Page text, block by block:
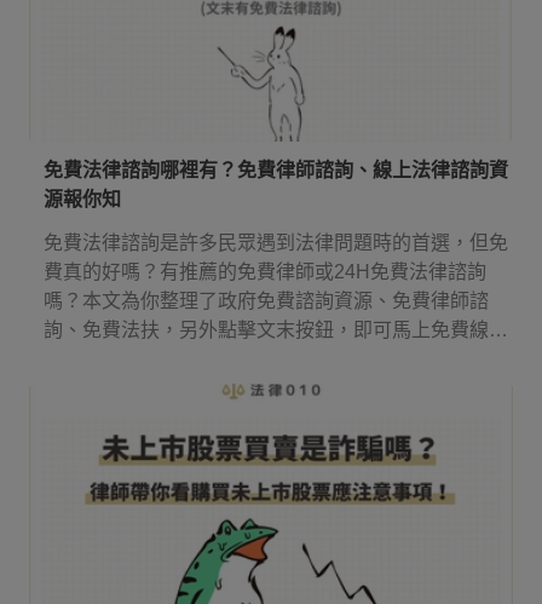
免費法律諮詢哪裡有？免費律師諮詢、線上法律諮詢資
源報你知
免費法律諮詢是許多民眾遇到法律問題時的首選，但免
費真的好嗎？有推薦的免費律師或24H免費法律諮詢
嗎？本文為你整理了政府免費諮詢資源、免費律師諮
詢、免費法扶，另外點擊文末按鈕，即可馬上免費線上